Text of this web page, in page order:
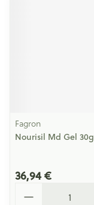
Fagron
Nourisil Md Gel 30g
36,94 €